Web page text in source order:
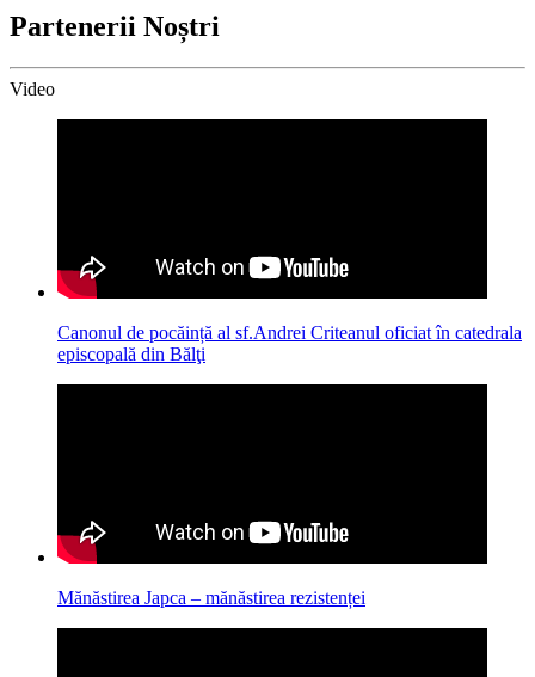
Partenerii Noștri
Video
Canonul de pocăință al sf.Andrei Criteanul oficiat în catedrala
episcopală din Bălţi
Mănăstirea Japca – mănăstirea rezistenței